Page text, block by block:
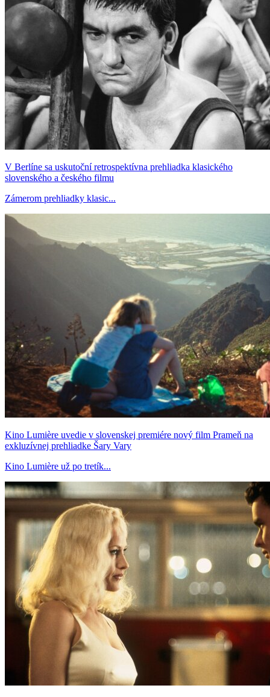
V Berlíne sa uskutoční retrospektívna prehliadka klasického
slovenského a českého filmu
Zámerom prehliadky klasic...
Kino Lumière uvedie v slovenskej premiére nový film Prameň na
exkluzívnej prehliadke Šary Vary
Kino Lumière už po tretík...